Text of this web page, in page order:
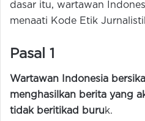
dasar itu, wartawan
menaati Kode Etik
Pasal 1
Wartawan Indonesia
menghasilkan berita yang
tidak beritikad buru k.